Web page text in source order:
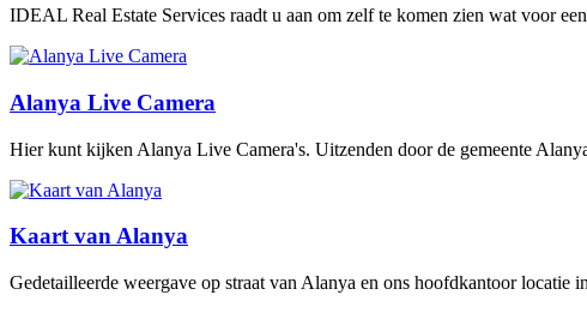
IDEAL Real Estate Services raadt u aan om zelf te komen zien wat voor
Alanya Live Camera
Hier kunt kijken Alanya Live Camera's. Uitzenden door de gemeente
Kaart van Alanya
Gedetailleerde weergave op straat van Alanya en ons hoofdkantoor locatie